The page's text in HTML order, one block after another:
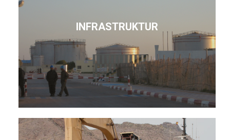
INFRASTRUKTUR